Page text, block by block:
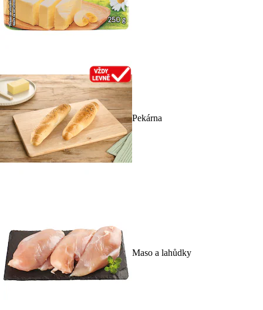
Pekárna
Maso a lahůdky